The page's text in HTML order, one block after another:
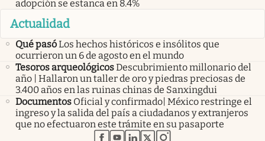
adopción se estanca en 8.4%
Actualidad
Qué pasóLos hechos históricos e insólitos que
ocurrieron un 6 de agosto en el mundo
Tesoros arqueológicosDescubrimiento millonario del
año | Hallaron un taller de oro y piedras preciosas de
3.400 años en las ruinas chinas de Sanxingdui
Documentos Oficial y confirmado| México restringe el
ingreso y la salida del país a ciudadanos y extranjeros
que no efectuaron este trámite en su pasaporte
abre en nueva pestaña
abre en nueva pestaña
abre en nueva pestaña
abre en nueva pestaña
abre en nueva pestaña